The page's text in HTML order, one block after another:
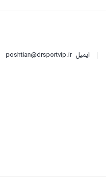
ایمیلposhtian@drsportvip.ir